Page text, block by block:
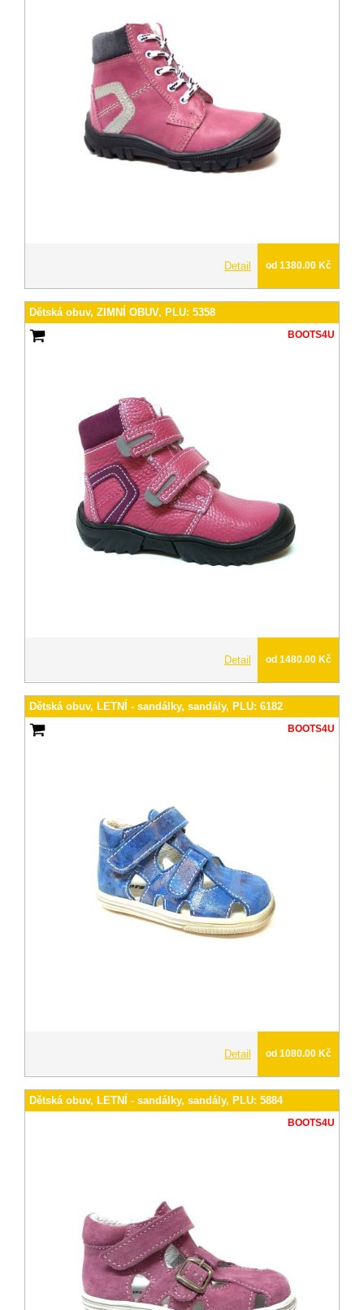
Detail od 1380.00 Kč
Dětská obuv, ZIMNÍ OBUV, PLU: 5358
BOOTS4U
Detail od 1480.00 Kč
Dětská obuv, LETNÍ - sandálky, sandály, PLU: 6182
BOOTS4U
Detail od 1080.00 Kč
Dětská obuv, LETNÍ - sandálky, sandály, PLU: 5884
BOOTS4U